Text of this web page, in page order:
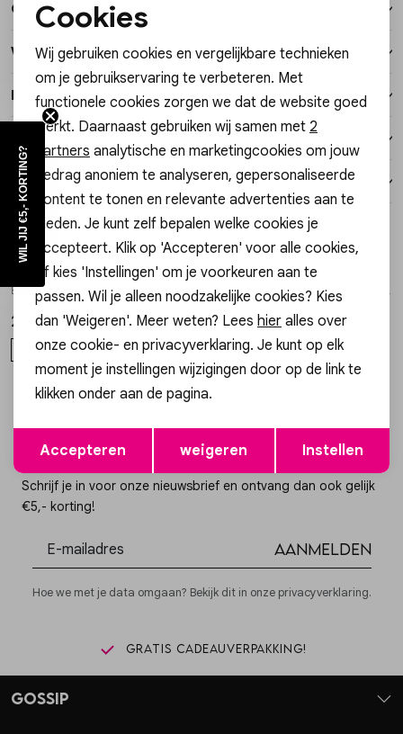
Vesten
Lingerie
Over dit item
Winkelvoorraad
Kenmerken
Verzending / Ophalen in de winkel
Retourneren
Style dit met
My Jewellery
Bracelet chain mix charms MJ16590
27,99
OS
1/2
My Jewellery
Bracelet elastic gold pink flowers MJ14915
15,99
OS
Altijd als eerste op de hoogte zijn?
Schrijf je in voor onze nieuwsbrief en ontvang dan ook gelijk
€5,- korting!
Aanmelden
Hoe we met je data omgaan? Bekijk dit in onze privacyverklaring.
Gratis cadeauverpakking!
Gossip
Noodzakelijke cookies
Personalisatie cookies
Analytische cookies
Marketing cookies
Opslaan
Cookies
Wij gebruiken cookies en vergelijkbare technieken
om je gebruikservaring te verbeteren. Met
functionele cookies zorgen we dat de website goed
werkt. Daarnaast gebruiken wij samen met 2
partners analytische en marketingcookies om jouw
gedrag anoniem te analyseren, gepersonaliseerde
content te tonen en relevante advertenties aan te
bieden. Je kunt zelf bepalen welke cookies je
accepteert. Klik op 'Accepteren' voor alle cookies,
of kies 'Instellingen' om je voorkeuren aan te
passen. Wil je alleen noodzakelijke cookies? Kies
dan 'Weigeren'. Meer weten? Lees hier alles over
onze cookie- en privacyverklaring. Je kunt op elk
moment je instellingen wijzigingen door op de link te
klikken onder aan de pagina.
Accepteren weigeren Instellen
WIL JIJ €5,- KORTING?